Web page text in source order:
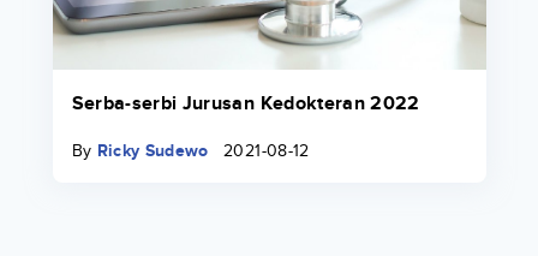
Serba-serbi Jurusan Kedokteran 2022
By Ricky Sudewo 2021-08-12